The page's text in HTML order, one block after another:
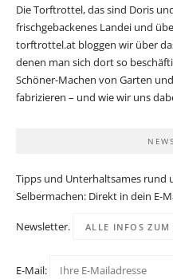
Die Torftrottel, das sind Doris
frischgebackenes Landei und
torftrottel.at bloggen wir über
denen man sich dort so
Schöner-Machen von Garten
fabrizieren – und wie wir uns
Tipps und Unterhaltsames rund
Selbermachen: Direkt in dein E-
Newsletter. ALLE INFOS ZUM
E-Mail: